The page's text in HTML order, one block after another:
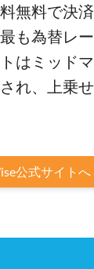
無料で決済
も為替レー
はミッドマ
れ、上乗せ
公式サイトへ